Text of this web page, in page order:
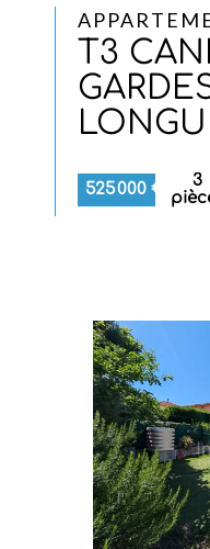
T3
525 000 €
3